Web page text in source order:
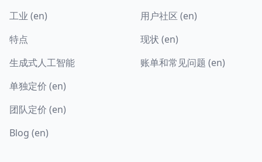
工业 (en)
特点
生成式人工智能
单独定价 (en)
团队定价 (en)
Blog (en)
用户社区 (en)
现状 (en)
账单和常见问题 (en)